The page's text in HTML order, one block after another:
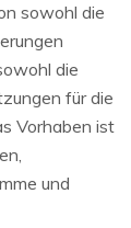
sowohl die
die
für die
Vorhaben ist
und